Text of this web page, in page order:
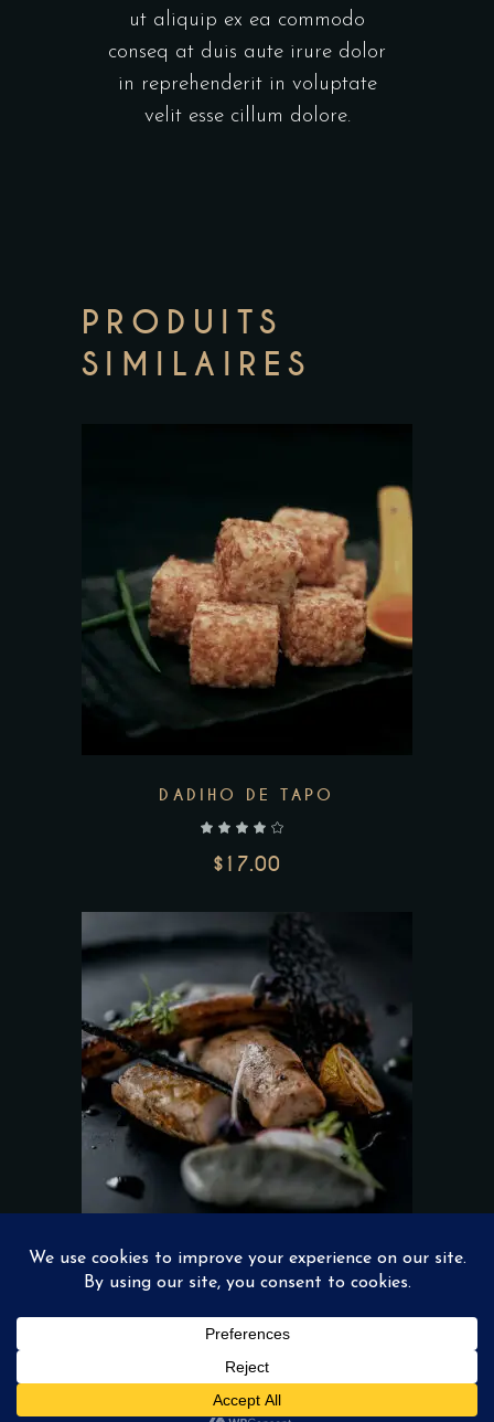
ut aliquip ex ea commodo
conseq at duis aute irure dolor
in reprehenderit in voluptate
velit esse cillum dolore.
PRODUITS
SIMILAIRES
Add to wishlist
DADIHO DE TAPO
$17.00
Add to wishlist
CHICKEN FILE